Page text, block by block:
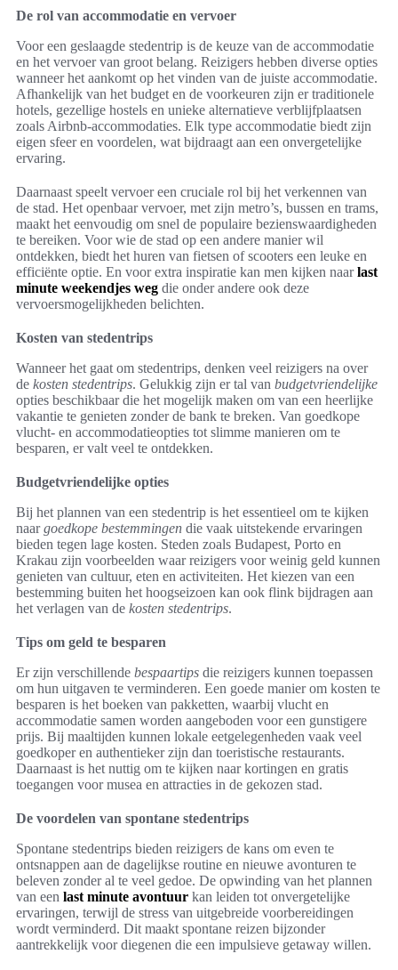
De rol van accommodatie en vervoer
Voor een geslaagde stedentrip is de keuze van de accommodatie
en het vervoer van groot belang. Reizigers hebben diverse opties
wanneer het aankomt op het vinden van de juiste accommodatie.
Afhankelijk van het budget en de voorkeuren zijn er traditionele
hotels, gezellige hostels en unieke alternatieve verblijfplaatsen
zoals Airbnb-accommodaties. Elk type accommodatie biedt zijn
eigen sfeer en voordelen, wat bijdraagt aan een onvergetelijke
ervaring.
Daarnaast speelt vervoer een cruciale rol bij het verkennen van
de stad. Het openbaar vervoer, met zijn metro’s, bussen en trams,
maakt het eenvoudig om snel de populaire bezienswaardigheden
te bereiken. Voor wie de stad op een andere manier wil
ontdekken, biedt het huren van fietsen of scooters een leuke en
efficiënte optie. En voor extra inspiratie kan men kijken naarlast
minute weekendjes weg die onder andere ook deze
vervoersmogelijkheden belichten.
Kosten van stedentrips
Wanneer het gaat om stedentrips, denken veel reizigers na over
de kosten stedentrips. Gelukkig zijn er tal van budgetvriendelijke
opties beschikbaar die het mogelijk maken om van een heerlijke
vakantie te genieten zonder de bank te breken. Van goedkope
vlucht- en accommodatieopties tot slimme manieren om te
besparen, er valt veel te ontdekken.
Budgetvriendelijke opties
Bij het plannen van een stedentrip is het essentieel om te kijken
naargoedkope bestemmingen die vaak uitstekende ervaringen
bieden tegen lage kosten. Steden zoals Budapest, Porto en
Krakau zijn voorbeelden waar reizigers voor weinig geld kunnen
genieten van cultuur, eten en activiteiten. Het kiezen van een
bestemming buiten het hoogseizoen kan ook flink bijdragen aan
het verlagen van de kosten stedentrips.
Tips om geld te besparen
Er zijn verschillende bespaartips die reizigers kunnen toepassen
om hun uitgaven te verminderen. Een goede manier om kosten te
besparen is het boeken van pakketten, waarbij vlucht en
accommodatie samen worden aangeboden voor een gunstigere
prijs. Bij maaltijden kunnen lokale eetgelegenheden vaak veel
goedkoper en authentieker zijn dan toeristische restaurants.
Daarnaast is het nuttig om te kijken naar kortingen en gratis
toegangen voor musea en attracties in de gekozen stad.
De voordelen van spontane stedentrips
Spontane stedentrips bieden reizigers de kans om even te
ontsnappen aan de dagelijkse routine en nieuwe avonturen te
beleven zonder al te veel gedoe. De opwinding van het plannen
van een last minute avontuur kan leiden tot onvergetelijke
ervaringen, terwijl de stress van uitgebreide voorbereidingen
wordt verminderd. Dit maakt spontane reizen bijzonder
aantrekkelijk voor diegenen die een impulsieve getaway willen.